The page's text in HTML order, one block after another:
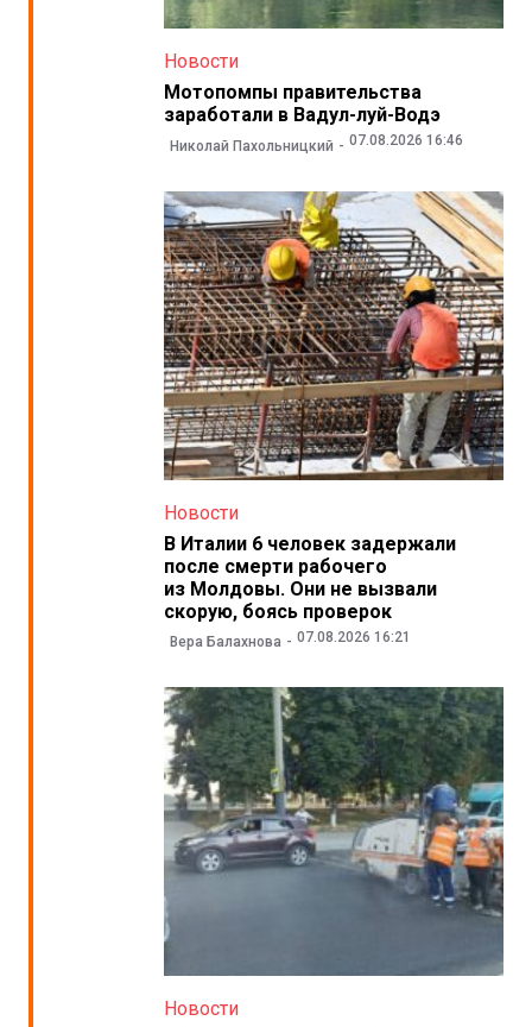
Новости
Мотопомпы правительства
заработали в Вадул-луй-Водэ
Николай Пахольницкий 07.08.2026 16:46
Новости
В Италии 6 человек задержали
после смерти рабочего
из Молдовы. Они не вызвали
скорую, боясь проверок
Вера Балахнова 07.08.2026 16:21
Новости